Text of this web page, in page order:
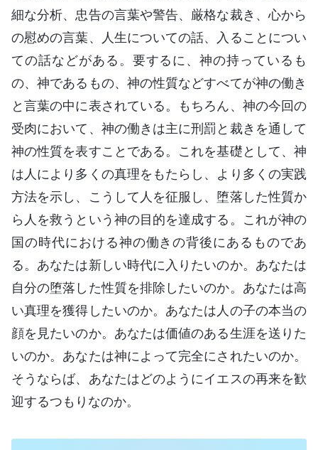
細な分析、忠告の言葉や警告、厳格な裁き、心から
の慰めの言葉、人生についての話、入ることについ
ての話などがある。要するに、神の持っているも
の、神であるもの、神の性質などすべてが神の働き
と言葉の中に表されている。もちろん、神の今回の
受肉において、神の働きは主に刑罰と裁きを通して
神の性質を表すことである。これを基礎として、神
は人により多くの真理をもたらし、より多くの実践
方法を示し、こうして人を征服し、堕落した性質か
ら人を救うという神の目的を達成する。これが神の
国の時代における神の働きの背後にあるものであ
る。あなたは新しい時代に入りたいのか。あなたは
自分の堕落した性質を排除したいのか。あなたは高
い真理を獲得したいのか。あなたは人の子の本当の
顔を見たいのか。あなたは価値のある生涯を送りた
いのか。あなたは神によって完全にされたいのか。
そうならば、あなたはどのようにイエスの再来を歓
迎するつもりなのか。